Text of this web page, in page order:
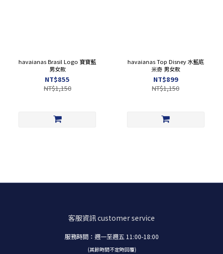
havaianas Brasil Logo 寶寶藍
男女款
NT$855
NT$1,150
havaianas Top Disney 水藍底
米奇 男女款
NT$899
NT$1,150
客服資訊customer service
服務時間：週一至週五 11:00-18:00
(其餘時間不定時回覆)